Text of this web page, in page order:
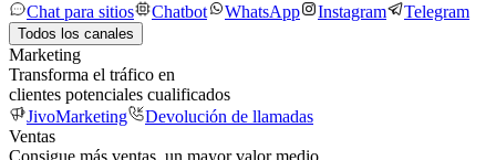
Chat para sitios
Chatbot WhatsApp Instagram Telegram
Todos los canales
Marketing
Transforma el tráfico en
clientes potenciales cualificados
JivoMarketing
Devolución de llamadas
Ventas
Consigue más ventas, un mayor valor medio